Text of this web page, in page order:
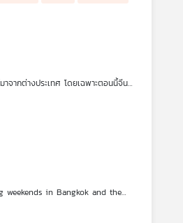
จากต่างประเทศ โดยเฉพาะตอนนี้จีน
ระทบกับธุรกิจกาแฟไทยมากเพียงใด ที่
weekends in Bangkok and the